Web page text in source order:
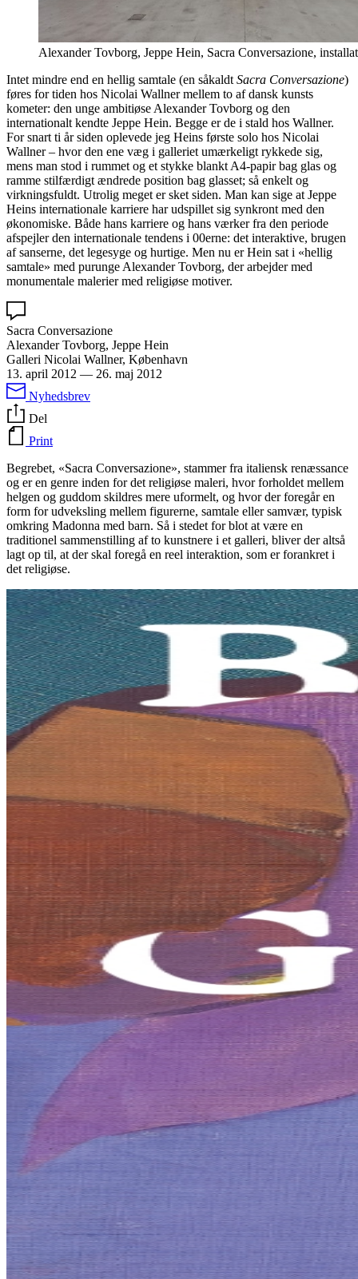
Alexander Tovborg, Jeppe Hein, Sacra Conversazione,
Intet mindre end en hellig samtale (en såkaldt Sacra Conversazione)
føres for tiden hos Nicolai Wallner mellem to af dansk kunsts
kometer: den unge ambitiøse Alexander Tovborg og den
internationalt kendte Jeppe Hein. Begge er de i stald hos Wallner.
For snart ti år siden oplevede jeg Heins første solo hos Nicolai
Wallner – hvor den ene væg i galleriet umærkeligt rykkede sig,
mens man stod i rummet og et stykke blankt A4-papir bag glas og
ramme stilfærdigt ændrede position bag glasset; så enkelt og
virkningsfuldt. Utrolig meget er sket siden. Man kan sige at Jeppe
Heins internationale karriere har udspillet sig synkront med den
økonomiske. Både hans karriere og hans værker fra den periode
afspejler den internationale tendens i 00erne: det interaktive, brugen
af sanserne, det legesyge og hurtige. Men nu er Hein sat i «hellig
samtale» med purunge Alexander Tovborg, der arbejder med
monumentale malerier med religiøse motiver.
Sacra Conversazione
Alexander Tovborg, Jeppe Hein
Galleri Nicolai Wallner, København
13. april 2012 — 26. maj 2012
Nyhedsbrev
Del
Print
Begrebet, «Sacra Conversazione», stammer fra italiensk renæssance
og er en genre inden for det religiøse maleri, hvor forholdet mellem
helgen og guddom skildres mere uformelt, og hvor der foregår en
form for udveksling mellem figurerne, samtale eller samvær, typisk
omkring Madonna med barn. Så i stedet for blot at være en
traditionel sammenstilling af to kunstnere i et galleri, bliver der altså
lagt op til, at der skal foregå en reel interaktion, som er forankret i
det religiøse.